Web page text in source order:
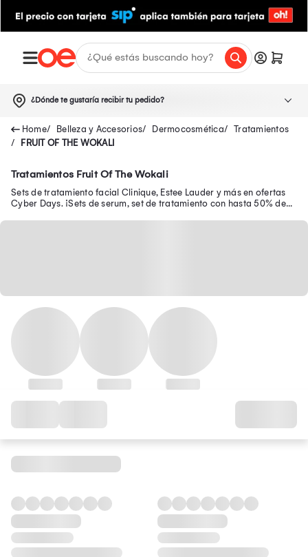
¿Dónde te gustaría recibir tu pedido?
Belleza y Accesorios Dermocosmética
Tratamientos
FRUIT OF THE WOKALI
Tratamientos Fruit Of The Wokali
Sets de tratamiento facial Clinique, Estee Lauder y más en ofertas
Cyber Days. ¡Sets de serum, set de tratamiento con hasta 50% de